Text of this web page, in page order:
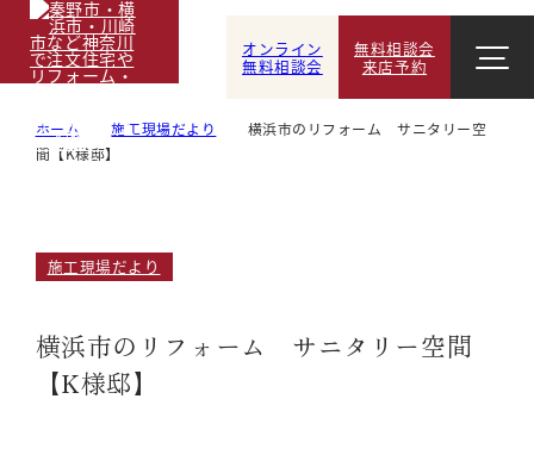
オンライン
無料相談会
無料相談会
来店予約
ホーム 施工現場だより
横浜市のリフォーム サニタリー空
間【K様邸】
施工現場だより
横浜市のリフォーム サニタリー空間
【K様邸】